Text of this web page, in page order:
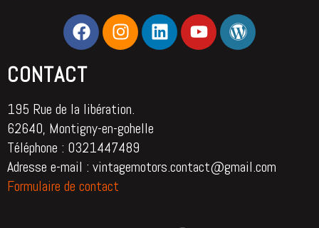
CONTACT
195 Rue de la libération.
62640, Montigny-en-gohelle
Téléphone : 0321447489
Adresse e-mail : vintagemotors.contact@gmail.com
Formulaire de contact